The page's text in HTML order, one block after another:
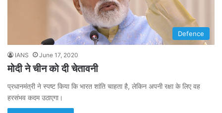
Defence
IANS June 17, 2020
मोदी ने चीन को दी चेतावनी
प्रधानमंत्री ने स्पष्ट किया कि भारत शांति चाहता है, लेकिन अपनी रक्षा के लिए वह
हरसंभव कदम उठाएगा।